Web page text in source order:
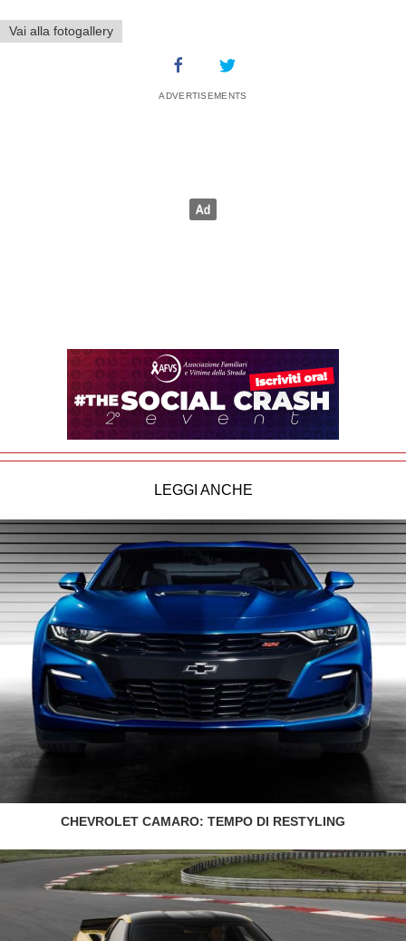
Vai alla fotogallery
LEGGI ANCHE
CHEVROLET CAMARO: TEMPO DI RESTYLING